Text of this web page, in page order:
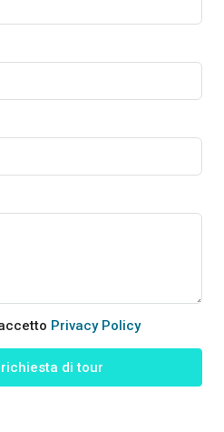
Privacy Policy
di tour